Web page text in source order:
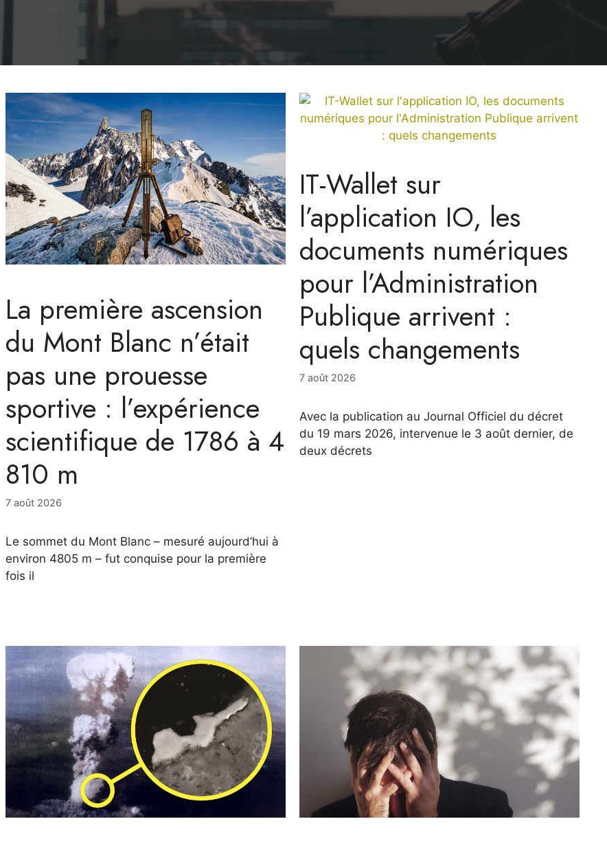
La première ascension
du Mont Blanc n’était
pas une prouesse
sportive : l’expérience
scientifique de 1786 à 4
810 m
7 août 2026
Le sommet du Mont Blanc – mesuré aujourd’hui à
environ 4805 m – fut conquise pour la première
fois il
IT-Wallet sur
l’application IO, les
documents numériques
pour l’Administration
Publique arrivent :
quels changements
7 août 2026
Avec la publication au Journal Officiel du décret
du 19 mars 2026, intervenue le 3 août dernier, de
deux décrets